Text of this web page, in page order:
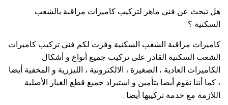
هل تبحث عن فني ماهر لتركيب كاميرات مراقبة بالشعب
السكنية ؟
كاميرات مراقبة الشعب السكنية وفرت لكم فني تركيب كاميرات
الشعب السكنية القادر على تركيب جميع أنواع و أشكال
الكاميرات العادية ، الصغيرة ، الالكترونية ، الليزرية و المخفية أيضا
، كما أننا نقوم أيضا بتأمين و استيراد جميع قطع الغيار الأصلية
اللازمة مع خدمة تركيبها أيضا .